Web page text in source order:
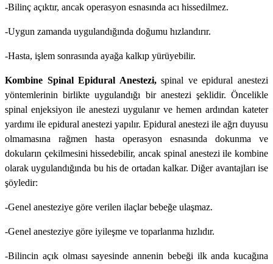
-Bilinç açıktır, ancak operasyon esnasında acı hissedilmez.
-Uygun zamanda uygulandığında doğumu hızlandırır.
-Hasta, işlem sonrasında ayağa kalkıp yürüyebilir.
Kombine Spinal Epidural Anestezi,spinal ve epidural anestezi
yöntemlerinin birlikte uygulandığı bir anestezi şeklidir. Öncelikle
spinal enjeksiyon ile anestezi uygulanır ve hemen ardından kateter
yardımı ile epidural anestezi yapılır. Epidural anestezi ile ağrı duyusu
olmamasına rağmen hasta operasyon esnasında dokunma ve
dokuların çekilmesini hissedebilir, ancak spinal anestezi ile kombine
olarak uygulandığında bu his de ortadan kalkar. Diğer avantajları ise
şöyledir:
-Genel anesteziye göre verilen ilaçlar bebeğe ulaşmaz.
-Genel anesteziye göre iyileşme ve toparlanma hızlıdır.
-Bilincin açık olması sayesinde annenin bebeği ilk anda kucağına